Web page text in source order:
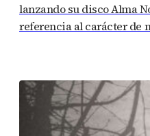
lanzando su disco Alma
referencia al carácter de